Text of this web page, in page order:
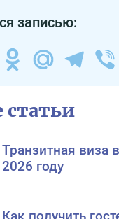
записью:
Транзитная виза
2026 году
Как получить